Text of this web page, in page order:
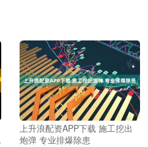
上升浪配资APP下载 施工挖出
炮弹 专业排爆除患